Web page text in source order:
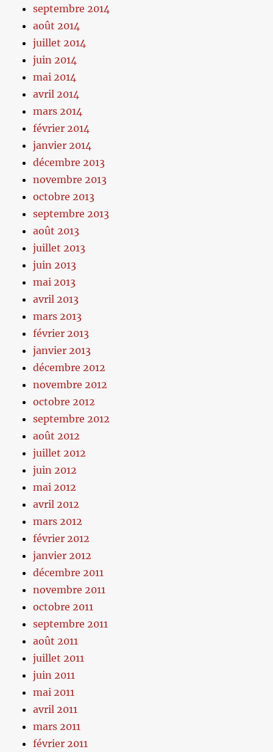
septembre 2014
août 2014
juillet 2014
juin 2014
mai 2014
avril 2014
mars 2014
février 2014
janvier 2014
décembre 2013
novembre 2013
octobre 2013
septembre 2013
août 2013
juillet 2013
juin 2013
mai 2013
avril 2013
mars 2013
février 2013
janvier 2013
décembre 2012
novembre 2012
octobre 2012
septembre 2012
août 2012
juillet 2012
juin 2012
mai 2012
avril 2012
mars 2012
février 2012
janvier 2012
décembre 2011
novembre 2011
octobre 2011
septembre 2011
août 2011
juillet 2011
juin 2011
mai 2011
avril 2011
mars 2011
février 2011